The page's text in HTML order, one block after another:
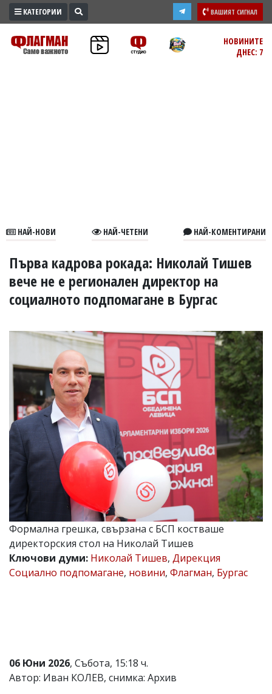
ПРОМО
ЗОНА
В
УКРАЙНА
СПОРТ
БИЗНЕС
Управители:
Веселин
Василев,
email:
v.vasilev@flagman.bg
Катя
Касабова,
еmail:
k.kassabova@flagman.bg
Главен
Иван
Колев,
email:
office@flagman.bg
Коментарите
под
статиите
носи
отговорност
КАТЕГОРИИ ВАШИЯТ СИГНАЛ
НОВИНИТЕ
ДНЕС: 7
НАЙ-НОВИ НАЙ-ЧЕТЕНИ НАЙ-КОМЕНТИРАНИ
Първа кадрова рокада: Николай Тишев
вече не е регионален директор на
социалното подпомагане в Бургас
Формална грешка, свързана с БСП костваше
директорския стол на Николай Тишев
Ключови думи: Николай Тишев, Дирекция
Социално подпомагане, новини, Флагман, Бургас
06 Юни 2026, Събота, 15:18 ч.
Автор: Иван КОЛЕВ, снимка: Архив